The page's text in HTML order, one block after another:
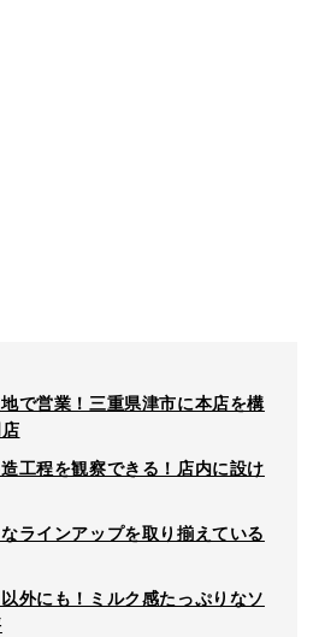
で営業！三重県津市に本店を構
工程を観察できる！店内に設け
ラインアップを取り揃えている
外にも！ミルク感たっぷりなソ